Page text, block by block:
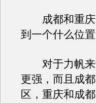
成都和重庆
到一个什么位置
对于力帆来
更强，而且成
区，重庆和成